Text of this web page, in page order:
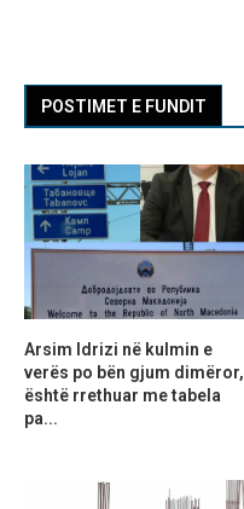
POSTIMET E FUNDIT
Arsim Idrizi në kulmin e
verës po bën gjum dimëror,
është rrethuar me tabela
pa...